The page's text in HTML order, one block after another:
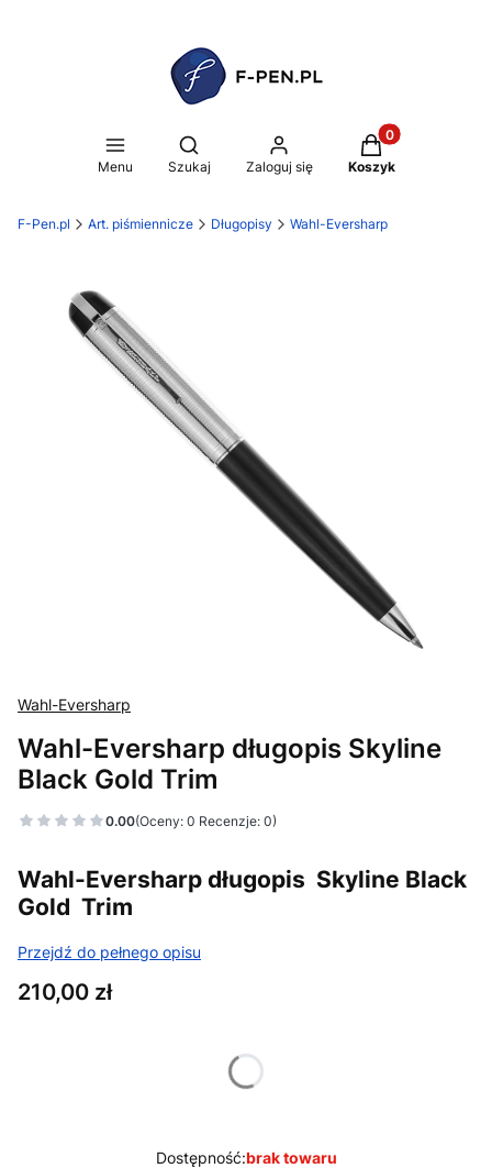
Menu
Otwórz wyszukiwarkę
Szukaj Zaloguj się
Produkty w
Koszyk
F-Pen.pl Art. piśmiennicze Długopisy Wahl-Eversharp
Wahl-Eversharp
Wahl-Eversharp długopis Skyline
Black Gold Trim
0.00(Oceny: 0 Recenzje: 0)
Wahl-Eversharp długopis Skyline Black
Gold Trim
Przejdź do pełnego opisu
Cena
210,00 zł
Poszczególne warianty mogą różnić się ceną
Dostępność:brak towaru